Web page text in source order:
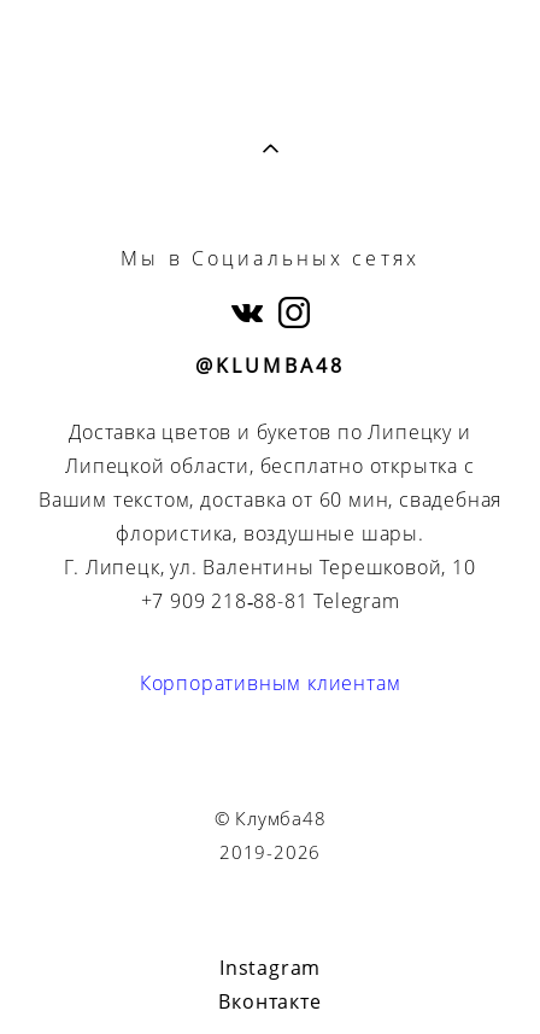
Мы в Социальных сетях
@KLUMBA48
Доставка цветов и букетов по Липецку и
Липецкой области, бесплатно открытка с
Вашим текстом, доставка от 60 мин, свадебная
флористика, воздушные шары.
Г. Липецк, ул. Валентины Терешковой, 10
+7 909 218‑88-81 Telegram
Корпоративным клиентам
© Клумба48
2019-2026
Instagram
Вконтакте